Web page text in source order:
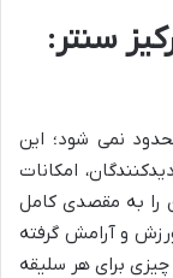
سنتر:
نمی شود؛ این
امکانات
را به مقصدی کامل
و آرامش گرفته
چیزی برای هر سلیقه